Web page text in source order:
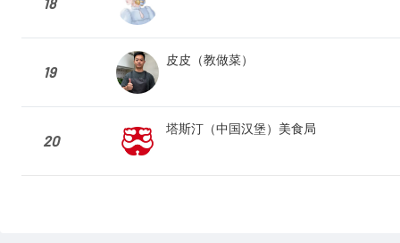
18
19
皮皮（教做菜）
20
塔斯汀（中国汉堡）美食局